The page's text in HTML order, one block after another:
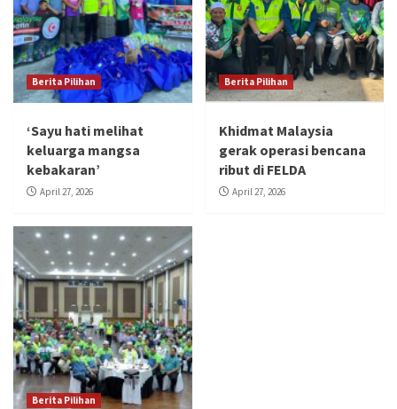
Berita Pilihan
‘Sayu hati melihat
keluarga mangsa
kebakaran’
April 27, 2026
Berita Pilihan
Khidmat Malaysia
gerak operasi bencana
ribut di FELDA
April 27, 2026
Berita Pilihan